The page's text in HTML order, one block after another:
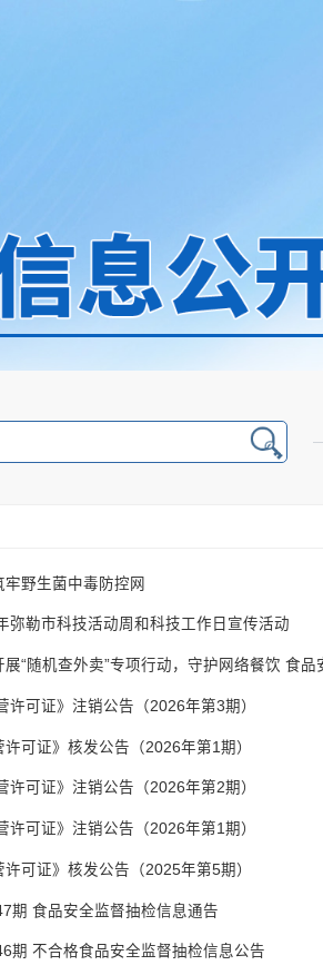
野生菌中毒防控网
弥勒市科技活动周和科技工作日宣传活动
“随机查外卖”专项行动，守护网络餐饮 食品
可证》注销公告（2026年第3期）
可证》核发公告（2026年第1期）
可证》注销公告（2026年第2期）
可证》注销公告（2026年第1期）
可证》核发公告（2025年第5期）
期 食品安全监督抽检信息通告
期 不合格食品安全监督抽检信息公告